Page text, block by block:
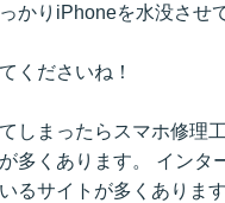
かりiPhoneを水没させ
くださいね！
しまったらスマホ修理
多くあります。 イン
るサイトが多くありま